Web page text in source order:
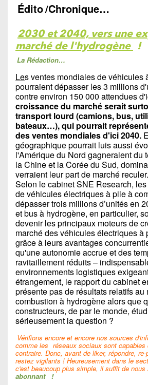
Édito/Chronique…
2030 et 2040, vers une
marché de l'hydrogène !
La Rédaction…
Les ventes mondiales de véhicules
pourraient dépasser les 3 millions
contre environ 150 000 attendues
croissance du marché serait
transport lourd (camions, bus,
bateaux…), qui pourrait
des ventes mondiales d'ici 2040.
géographique pourrait luis aussi
l'Amérique du Nord gagneraient du
la Chine et la Corée du Sud,
verraient leur part de marché reculer.
Selon le cabinet SNE Research,
de véhicules électriques à pile à
dépasser trois millions d’unités en
et bus à hydrogène, en particulier,
devenir les principaux moteurs de
marché des véhicules électriques à
grâce à leurs avantages
qu'une autonomie accrue et des
ravitaillement réduits –
environnements logistiques
étrangement, le rapport du cabinet
présente pas de résultats relatifs au
combustion à hydrogène alors que
constructeurs, de par le monde,
sérieusement la question ?
Vérifions encore et encore nos sources
comme les réseaux sociaux sont
contraire. Donc, avant de liker, répondre,
restez vigilants ! Heureusement dans le
c'est beaucoup plus simple, il suffit de nous
abonnant !